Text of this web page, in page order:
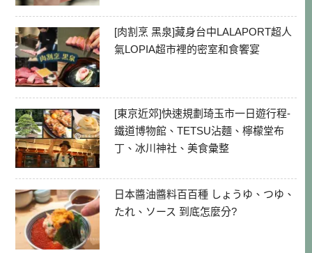
[肉割烹 黑泉]藏身台中LALAPORT超人
氣LOPIA超市裡的密室和食饗宴
[東京近郊]快速規劃琦玉市一日遊行程-
鐵道博物館、TETSU沾麵、檸檬堂布
丁、冰川神社、美食彙整
日本醬油醬料百百種 しょうゆ、つゆ、
たれ、ソース 到底怎麼分?